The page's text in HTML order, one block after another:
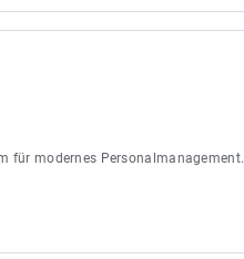
für modernes Personalmanagement.